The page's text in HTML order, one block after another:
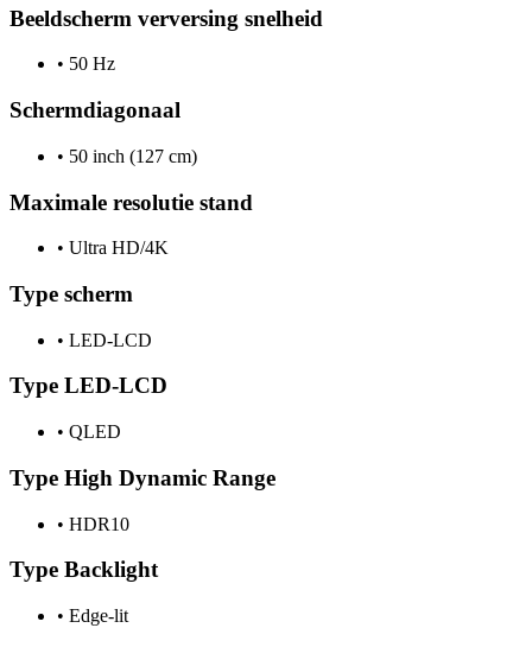
Beeldscherm verversing snelheid
• 50 Hz
Schermdiagonaal
• 50 inch (127 cm)
Maximale resolutie stand
• Ultra HD/4K
Type scherm
• LED-LCD
Type LED-LCD
• QLED
Type High Dynamic Range
• HDR10
Type Backlight
• Edge-lit